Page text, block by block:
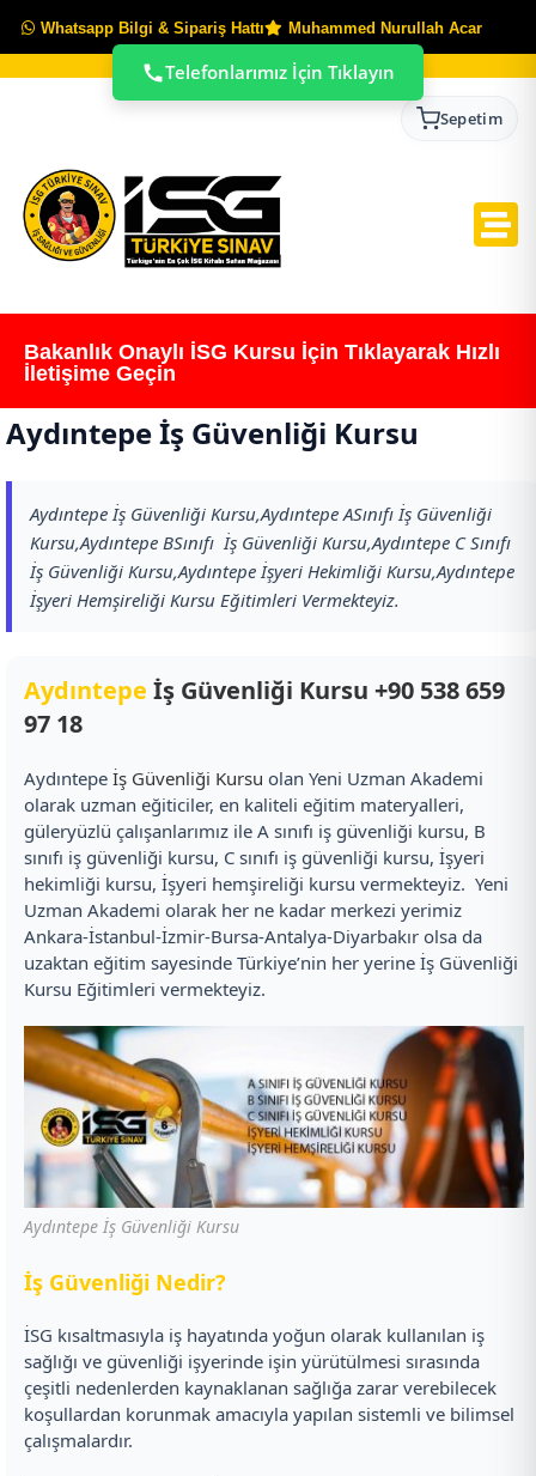
Whatsapp Bilgi & Sipariş Hattı Muhammed Nurullah Acar
Sepetim
Bakanlık Onaylı İSG Kursu İçin Tıklayarak Hızlı
İletişime Geçin
Aydıntepe İş Güvenliği Kursu
Aydıntepe İş Güvenliği Kursu,Aydıntepe ASınıfı İş Güvenliği
Kursu,Aydıntepe BSınıfı İş Güvenliği Kursu,Aydıntepe C Sınıfı
İş Güvenliği Kursu,Aydıntepe İşyeri Hekimliği Kursu,Aydıntepe
İşyeri Hemşireliği Kursu Eğitimleri Vermekteyiz.
Aydıntepe İş Güvenliği Kursu +90 538 659
97 18
Aydıntepe İş Güvenliği Kursu olan Yeni Uzman Akademi
olarak uzman eğiticiler, en kaliteli eğitim materyalleri,
güleryüzlü çalışanlarımız ile A sınıfı iş güvenliği kursu, B
sınıfı iş güvenliği kursu, C sınıfı iş güvenliği kursu, İşyeri
hekimliği kursu, İşyeri hemşireliği kursu vermekteyiz. Yeni
Uzman Akademi olarak her ne kadar merkezi yerimiz
Ankara-İstanbul-İzmir-Bursa-Antalya-Diyarbakır olsa da
uzaktan eğitim sayesinde Türkiye’nin her yerine İş Güvenliği
Kursu Eğitimleri vermekteyiz.
Aydıntepe İş Güvenliği Kursu
İş Güvenliği Nedir?
İSG kısaltmasıyla iş hayatında yoğun olarak kullanılan iş
sağlığı ve güvenliği işyerinde işin yürütülmesi sırasında
çeşitli nedenlerden kaynaklanan sağlığa zarar verebilecek
koşullardan korunmak amacıyla yapılan sistemli ve bilimsel
çalışmalardır.
Telefonlarımız İçin Tıklayın